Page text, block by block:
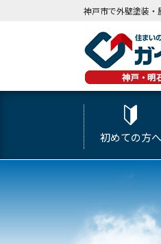
神戸市で外壁塗装
初めての方へ